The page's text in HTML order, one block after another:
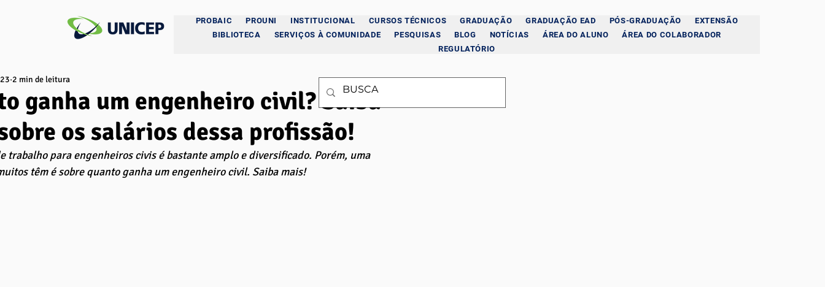
PROBAIC PROUNI INSTITUCIONAL CURSOS TÉCNICOS GRADUAÇÃO GRADUAÇÃO EAD PÓS-GRADUAÇÃO
EXTENSÃO
BIBLIOTECA
SERVIÇOS À COMUNIDADE PESQUISAS BLOG NOTÍCIAS ÁREA DO ALUNO
ÁREA DO COLABORADOR
REGULATÓRIO
ganha um engenheiro civil? Saiba
os salários dessa profissão!
2 min de leitura
trabalho para engenheiros civis é bastante amplo e diversificado. Porém, uma
têm é sobre quanto ganha um engenheiro civil. Saiba mais!